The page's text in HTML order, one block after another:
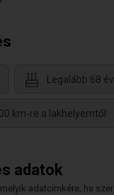
Legalább 68
km-re a lakhelyemtől
adatok
adatcímkére, ha